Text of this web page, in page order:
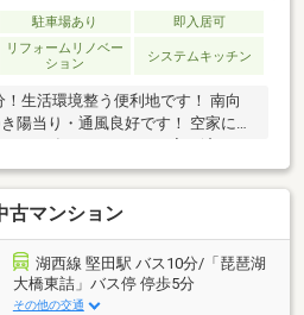
駐車場あり 即入居可
リフォームリノベー
ション
システムキッチン
！生活環境整う便利地です！ 南向
陽当り・通風良好です！ 空家につ
マンション
湖西線 堅田駅 バス10分/「琵琶湖
大橋東詰」バス停 停歩5分
その他の交通